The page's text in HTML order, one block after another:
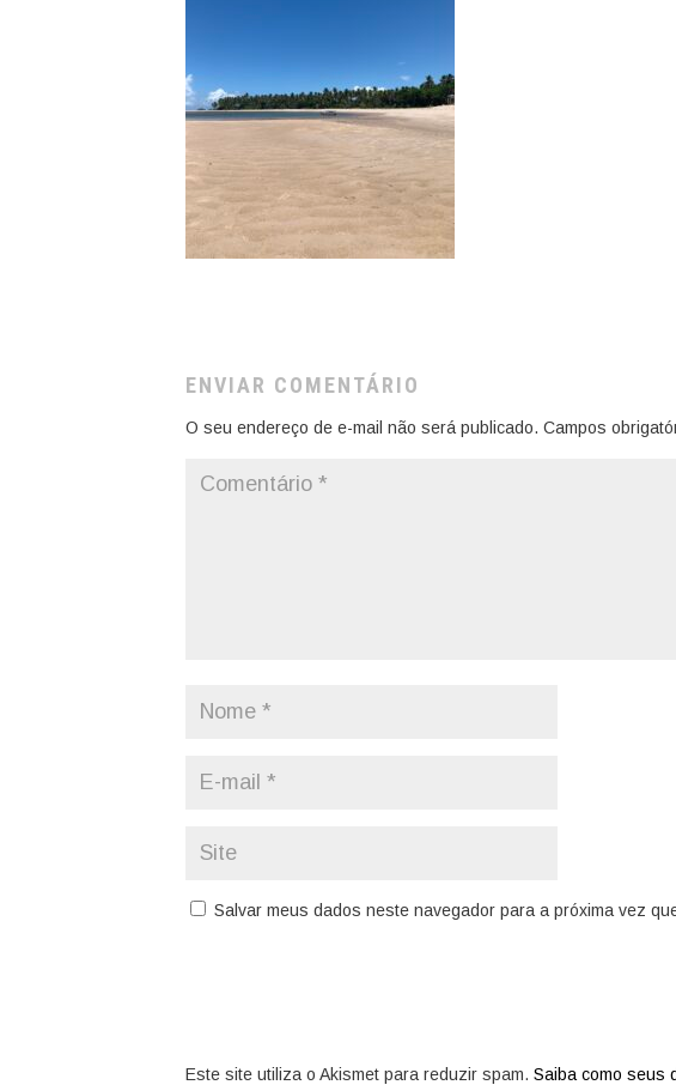
ENVIAR COMENTÁRIO
O seu endereço de e-mail não será publicado. Campos
Salvar meus dados neste navegador para a próxima vez
Este site utiliza o Akismet para reduzir spam. Saiba como seus